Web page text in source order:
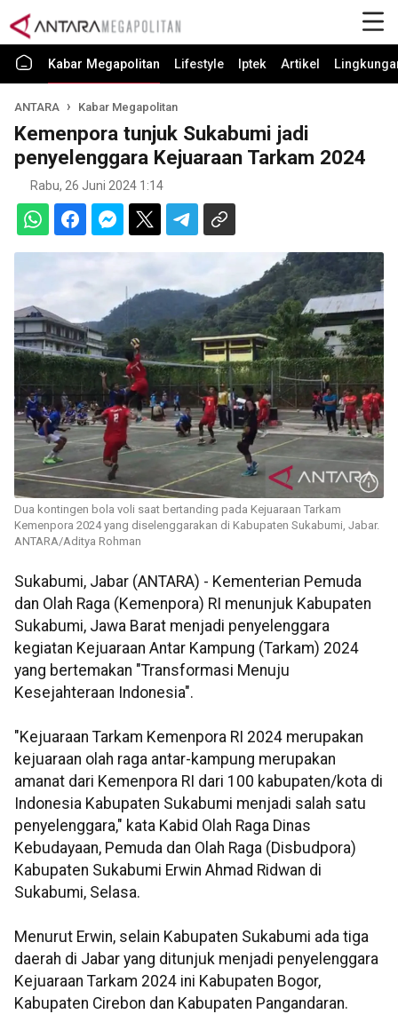
Kabar Megapolitan Lifestyle Iptek Artikel
ANTARA Kabar Megapolitan
Kemenpora tunjuk Sukabumi jadi
penyelenggara Kejuaraan Tarkam 2024
Rabu, 26 Juni 2024 1:14
Dua kontingen bola voli saat bertanding pada Kejuaraan Tarkam
Kemenpora 2024 yang diselenggarakan di Kabupaten Sukabumi, Jabar.
ANTARA/Aditya Rohman
Sukabumi, Jabar (ANTARA) - Kementerian Pemuda
dan Olah Raga (Kemenpora) RI menunjuk Kabupaten
Sukabumi, Jawa Barat menjadi penyelenggara
kegiatan Kejuaraan Antar Kampung (Tarkam) 2024
yang bertemakan "Transformasi Menuju
Kesejahteraan Indonesia".
"Kejuaraan Tarkam Kemenpora RI 2024 merupakan
kejuaraan olah raga antar-kampung merupakan
amanat dari Kemenpora RI dari 100 kabupaten/kota di
Indonesia Kabupaten Sukabumi menjadi salah satu
penyelenggara," kata Kabid Olah Raga Dinas
Kebudayaan, Pemuda dan Olah Raga (Disbudpora)
Kabupaten Sukabumi Erwin Ahmad Ridwan di
Sukabumi, Selasa.
Menurut Erwin, selain Kabupaten Sukabumi ada tiga
daerah di Jabar yang ditunjuk menjadi penyelenggara
Kejuaraan Tarkam 2024 ini Kabupaten Bogor,
Kabupaten Cirebon dan Kabupaten Pangandaran.